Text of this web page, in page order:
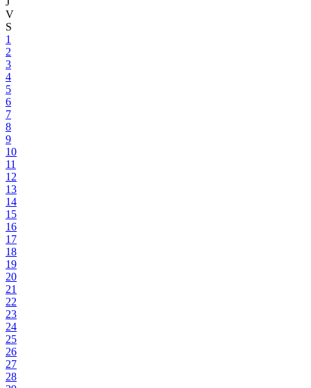
V
S
1
2
3
4
5
6
7
8
9
10
11
12
13
14
15
16
17
18
19
20
21
22
23
24
25
26
27
28